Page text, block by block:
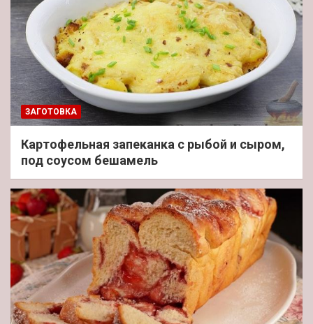
ЗАГОТОВКА
Картофельная запеканка с рыбой и сыром,
под соусом бешамель